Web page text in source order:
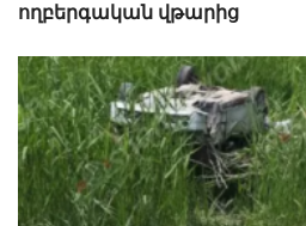
ողբերգական վթարից